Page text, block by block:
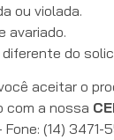
ou violada.
avariado.
do
aceitar o
com a nossa
Fone: (14)